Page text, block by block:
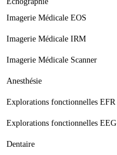
Imagerie Médicale EOS
Imagerie Médicale IRM
Imagerie Médicale Scanner
Anesthésie
Explorations fonctionnelles EFR
Explorations fonctionnelles EEG
Dentaire